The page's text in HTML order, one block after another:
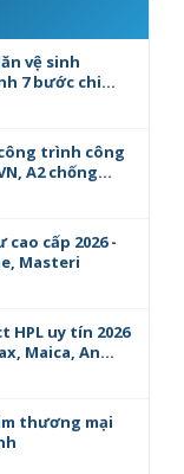
vệ sinh
7 bước chi
trình công
A2 chống
cấp 2026 -
Masteri
HPL uy tín 2026
Maica, An
thương mại